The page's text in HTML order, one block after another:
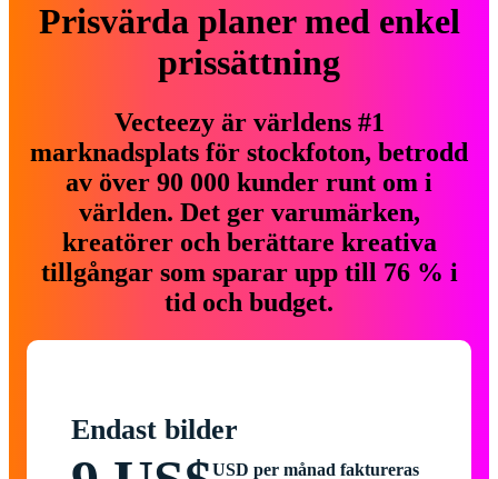
Prisvärda planer med enkel
prissättning
Vecteezy är världens #1
marknadsplats för stockfoton, betrodd
av över 90 000 kunder runt om i
världen. Det ger varumärken,
kreatörer och berättare kreativa
tillgångar som sparar upp till 76 % i
tid och budget.
Endast bilder
USD per månad faktureras